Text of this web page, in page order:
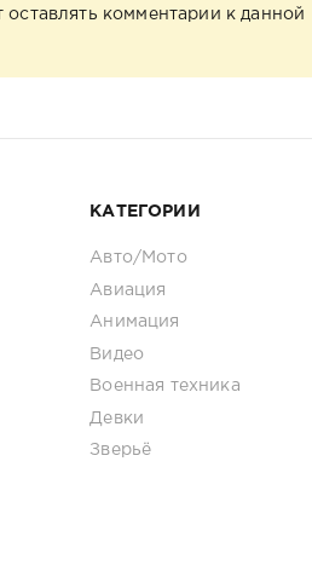
оставлять комментарии к данной
КАТЕГОРИИ
Авто/Мото
Авиация
Анимация
Видео
Военная техника
Девки
Зверьё